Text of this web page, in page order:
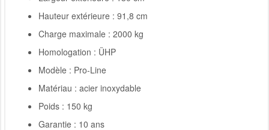
Hauteur extérieure : 91,8 cm
Charge maximale : 2000 kg
Homologation : ÜHP
Modèle : Pro-Line
Matériau : acier inoxydable
Poids : 150 kg
Garantie : 10 ans